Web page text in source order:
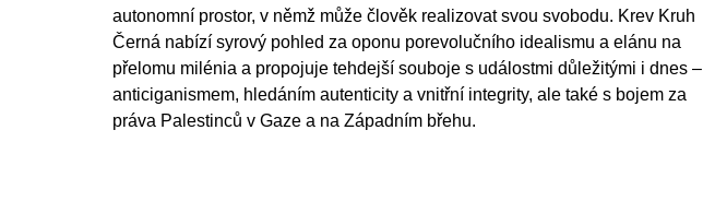
autonomní prostor, v němž může člověk realizovat svou svobodu. Krev Kruh
Černá nabízí syrový pohled za oponu porevolučního idealismu a elánu na
přelomu milénia a propojuje tehdejší souboje s událostmi důležitými i dnes –
anticiganismem, hledáním autenticity a vnitřní integrity, ale také s bojem za
práva Palestinců v Gaze a na Západním břehu.